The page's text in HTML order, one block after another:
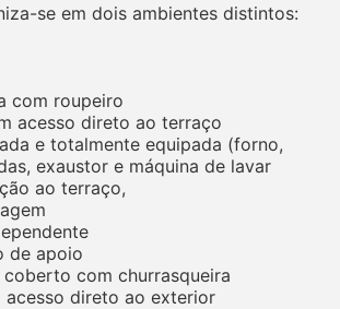
se em dois ambientes distintos:
com roupeiro
acesso direto ao terraço
e totalmente equipada (forno,
exaustor e máquina de lavar
ao terraço,
de apoio
com churrasqueira
direto ao exterior